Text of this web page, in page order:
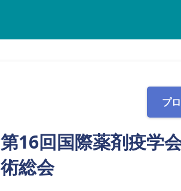
プ
第16回国際薬剤疫学
術総会